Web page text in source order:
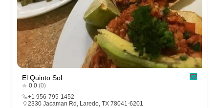
El Quinto Sol
0.0 (0)
+1 956-795-1452
2330 Jacaman Rd, Laredo, TX 78041-6201